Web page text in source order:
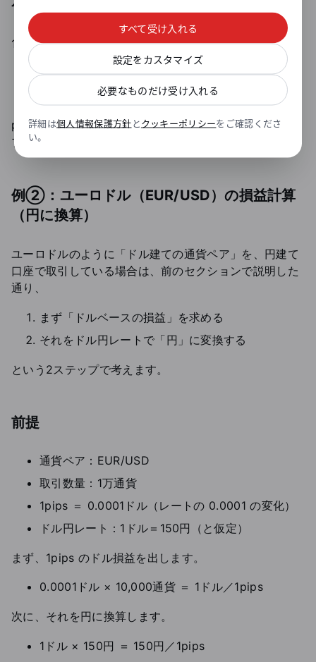
ケースB：買いポジションで−25pipsの損失
145.00円で買って、144.75円で損切りした場合、
値動き：144.75 − 145.00 ＝ −0.25円 → −25pips
損益：−25pips × 100円 ＝ −2,500円の損失
pips（値動き）と 1pipsの価値 を掛けるだけというシン
プルさがポイントです。
例②：ユーロドル（EUR/USD）の損益計算
（円に換算）
ユーロドルのように「ドル建ての通貨ペア」を、円建て
口座で取引している場合は、前のセクションで説明した
通り、
まず「ドルベースの損益」を求める
それをドル円レートで「円」に変換する
という2ステップで考えます。
前提
通貨ペア：EUR/USD
取引数量：1万通貨
1pips ＝ 0.0001ドル（レートの 0.0001 の変化）
ドル円レート：1ドル＝150円（と仮定）
まず、1pips のドル損益を出します。
0.0001ドル × 10,000通貨 ＝ 1ドル／1pips
次に、それを円に換算します。
1ドル × 150円 ＝ 150円／1pips
すべて受け入れる
設定をカスタマイズ
必要なものだけ受け入れる
詳細は個人情報保護方針とクッキーポリシーをご確認くださ
い。